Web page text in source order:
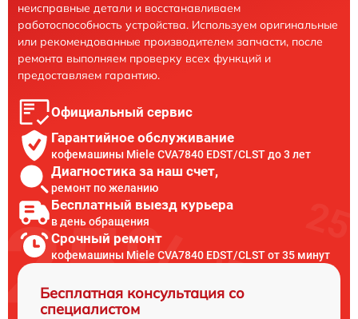
неисправные детали и восстанавливаем
работоспособность устройства. Используем оригинальные
или рекомендованные производителем запчасти, после
ремонта выполняем проверку всех функций и
предоставляем гарантию.
Официальный сервис
Гарантийное обслуживание
кофемашины Miele CVA7840 EDST/CLST до 3 лет
Диагностика за наш счет,
ремонт по желанию
Бесплатный выезд курьера
в день обращения
Срочный ремонт
кофемашины Miele CVA7840 EDST/CLST от 35 минут
Бесплатная консультация со
специалистом